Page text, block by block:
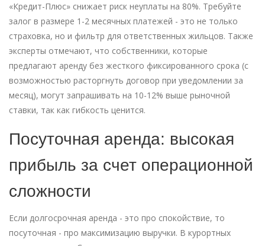
«Кредит-Плюс» снижает риск неуплаты на 80%. Требуйте
залог в размере 1-2 месячных платежей - это не только
страховка, но и фильтр для ответственных жильцов. Также
эксперты отмечают, что собственники, которые
предлагают аренду без жесткого фиксированного срока (с
возможностью расторгнуть договор при уведомлении за
месяц), могут запрашивать на 10-12% выше рыночной
ставки, так как гибкость ценится.
Посуточная аренда: высокая
прибыль за счет операционной
сложности
Если долгосрочная аренда - это про спокойствие, то
посуточная - про максимизацию выручки. В курортных